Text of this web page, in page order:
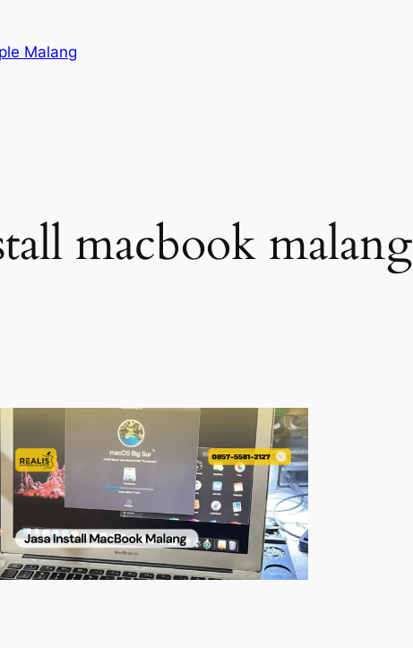
Malang
macbook malang